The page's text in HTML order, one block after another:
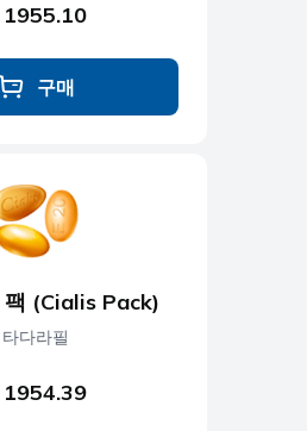
구매
팩 (Cialis Pack)
타다라필